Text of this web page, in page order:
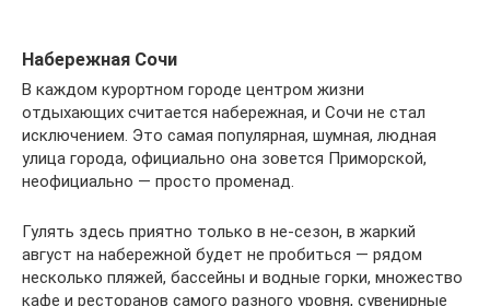
Набережная Сочи
В каждом курортном городе центром жизни
отдыхающих считается набережная, и Сочи не стал
исключением. Это самая популярная, шумная, людная
улица города, официально она зовется Приморской,
неофициально — просто променад.
Гулять здесь приятно только в не-сезон, в жаркий
август на набережной будет не пробиться — рядом
несколько пляжей, бассейны и водные горки, множество
кафе и ресторанов самого разного уровня, сувенирные